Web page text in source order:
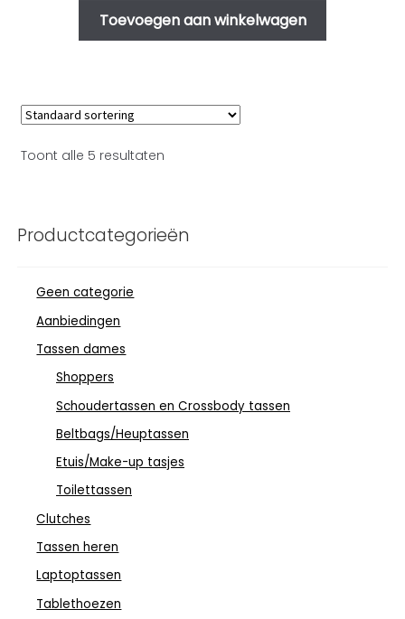
Toevoegen aan winkelwagen
Toont alle 5 resultaten
Productcategorieën
Geen categorie
Aanbiedingen
Tassen dames
Shoppers
Schoudertassen en Crossbody tassen
Beltbags/Heuptassen
Etuis/Make-up tasjes
Toilettassen
Clutches
Tassen heren
Laptoptassen
Tablethoezen